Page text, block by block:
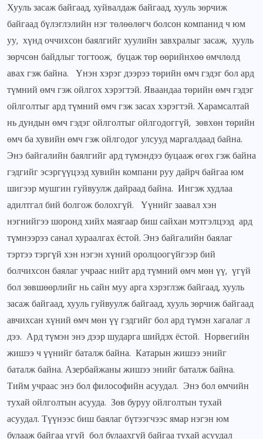
Хууль засаж байгаад, хуйвалдаж байгаад, хууль зөрчиж
байгаад бүлэглэлийн нэг төлөөлөгч болсон компанид ч юм
уу, хүнд оччихсон баялгийг хуулийн завхралыг засаж, хууль
зөрчсөн байдлыг тогтоож, буцаж төр өөрийнхөө өмчлөлд
авах гэж байна. Үнэн хэрэг дээрээ төрийн өмч гэдэг бол ард
түмний өмч гэж ойлгох хэрэгтэй. Яваандаа төрийн өмч гэдэг
ойлголтыг ард түмний өмч гэж засах хэрэгтэй. Харамсалтай
нь дундын өмч гэдэг ойлголтыг ойлгодоггүй, зөвхөн төрийн
өмч ба хувийн өмч гэж ойлгодог улсууд маргалдаад байна.
Энэ байгалийн баялгийг ард түмэндээ буцааж өгөх гэж байна
гэдгийг эсэргүүцээд хувийн компани руу дайрч байгаа юм
шигээр мушгин гуйвуулж дайраад байна. Ингэж худлаа
адилтгал бий болгож болохгүй. Үүнийг заавал хэн
нэгнийгээ шоронд хийх маягаар биш сайхан мэтгэлцээд ард
түмнээрээ санал хураалгах ёстой. Энэ байгалийн баялаг
тэртээ тэргүй хэн нэгэн хүний оролцоогүйгээр бий
болчихсон баялаг учраас нийт ард түмний өмч мөн үү, үгүй
бол зөвшөөрлийг нь сайн муу арга хэрэглэж байгаад, хууль
засаж байгаад, хууль гуйвуулж байгаад, хууль зөрчиж байгаад
авчихсан хүний өмч мөн үү гэдгийг бол ард түмэн хагалаг л
дээ. Ард түмэн энэ дээр шударга шийдэх ёстой. Норвегийн
жишээ ч үүнийг баталж байна. Катарын жишээ энийг
баталж байна. Азербайжаны жишээ энийг баталж байна.
Тийм учраас энэ бол философийн асуудал. Энэ бол өмчийн
тухай ойлголтын асууда. Зөв буруу ойлголтын тухай
асуудал. Түүнээс биш баялаг бүтээгчээс ямар нэгэн юм
булааж байгаа үгүй бол булаахгүй байгаа тухай асуудал